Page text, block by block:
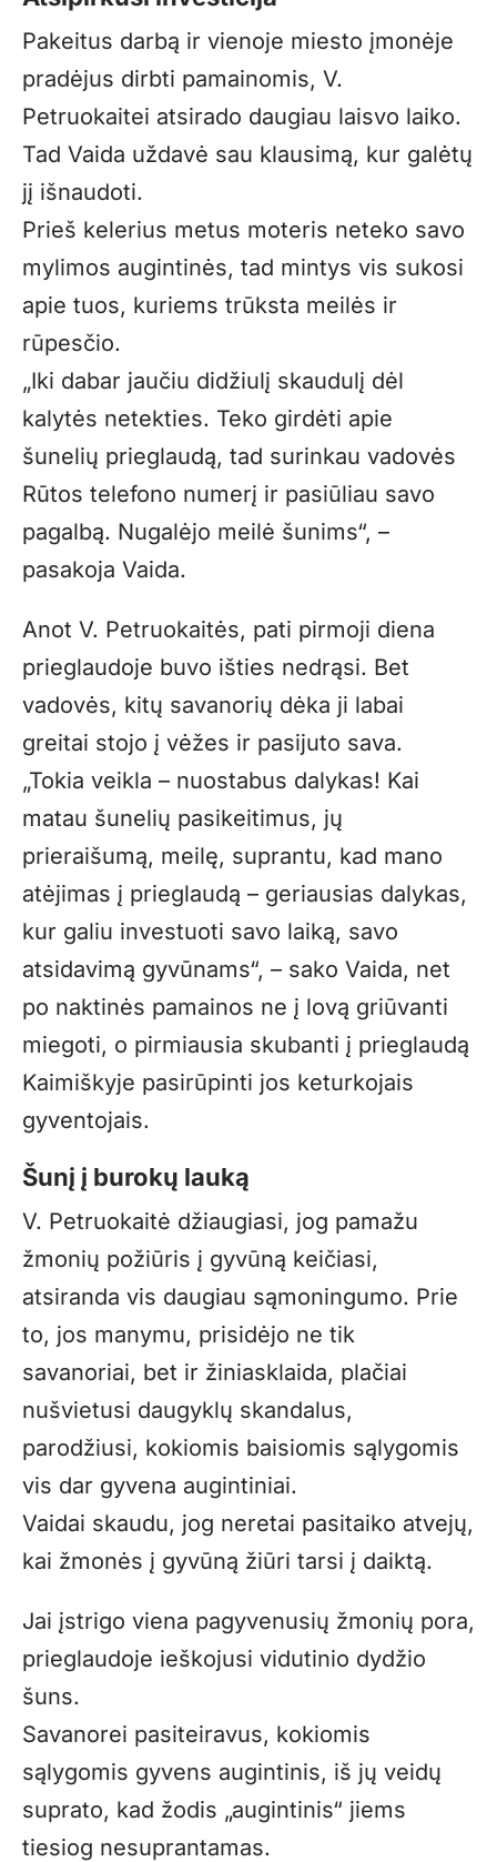
Pakeitus darbą ir vienoje miesto įmonėje
pradėjus dirbti pamainomis, V.
Petruokaitei atsirado daugiau laisvo laiko.
Tad Vaida uždavė sau klausimą, kur galėtų
jį išnaudoti.
Prieš kelerius metus moteris neteko savo
mylimos augintinės, tad mintys vis sukosi
apie tuos, kuriems trūksta meilės ir
rūpesčio.
„Iki dabar jaučiu didžiulį skaudulį dėl
kalytės netekties. Teko girdėti apie
šunelių prieglaudą, tad surinkau vadovės
Rūtos telefono numerį ir pasiūliau savo
pagalbą. Nugalėjo meilė šunims“, –
pasakoja Vaida.
Anot V. Petruokaitės, pati pirmoji diena
prieglaudoje buvo išties nedrąsi. Bet
vadovės, kitų savanorių dėka ji labai
greitai stojo į vėžes ir pasijuto sava.
„Tokia veikla – nuostabus dalykas! Kai
matau šunelių pasikeitimus, jų
prieraišumą, meilę, suprantu, kad mano
atėjimas į prieglaudą – geriausias dalykas,
kur galiu investuoti savo laiką, savo
atsidavimą gyvūnams“, – sako Vaida, net
po naktinės pamainos ne į lovą griūvanti
miegoti, o pirmiausia skubanti į prieglaudą
Kaimiškyje pasirūpinti jos keturkojais
gyventojais.
Šunį į burokų lauką
V. Petruokaitė džiaugiasi, jog pamažu
žmonių požiūris į gyvūną keičiasi,
atsiranda vis daugiau sąmoningumo. Prie
to, jos manymu, prisidėjo ne tik
savanoriai, bet ir žiniasklaida, plačiai
nušvietusi daugyklų skandalus,
parodžiusi, kokiomis baisiomis sąlygomis
vis dar gyvena augintiniai.
Vaidai skaudu, jog neretai pasitaiko atvejų,
kai žmonės į gyvūną žiūri tarsi į daiktą.
Jai įstrigo viena pagyvenusių žmonių pora,
prieglaudoje ieškojusi vidutinio dydžio
šuns.
Savanorei pasiteiravus, kokiomis
sąlygomis gyvens augintinis, iš jų veidų
suprato, kad žodis „augintinis“ jiems
tiesiog nesuprantamas.